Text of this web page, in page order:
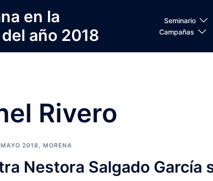
en la
año 2018
Seminario
Campañas
Rivero
MAYO 2018 , MORENA
Nestora Salgado García